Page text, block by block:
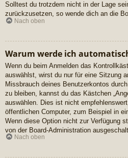
Solltest du trotzdem nicht in der Lage
zurückzusetzen, so wende dich an die
Nach oben
Warum werde ich
Wenn du beim Anmelden das
auswählst, wirst du nur für eine Sitzung
Missbrauch deines Benutzerkontos
zu bleiben, kannst du das Kästchen
auswählen. Dies ist nicht
öffentlichen Computer, zum Beispiel in
Wenn diese Option nicht zur Verfügung
von der Board-Administration
Nach oben